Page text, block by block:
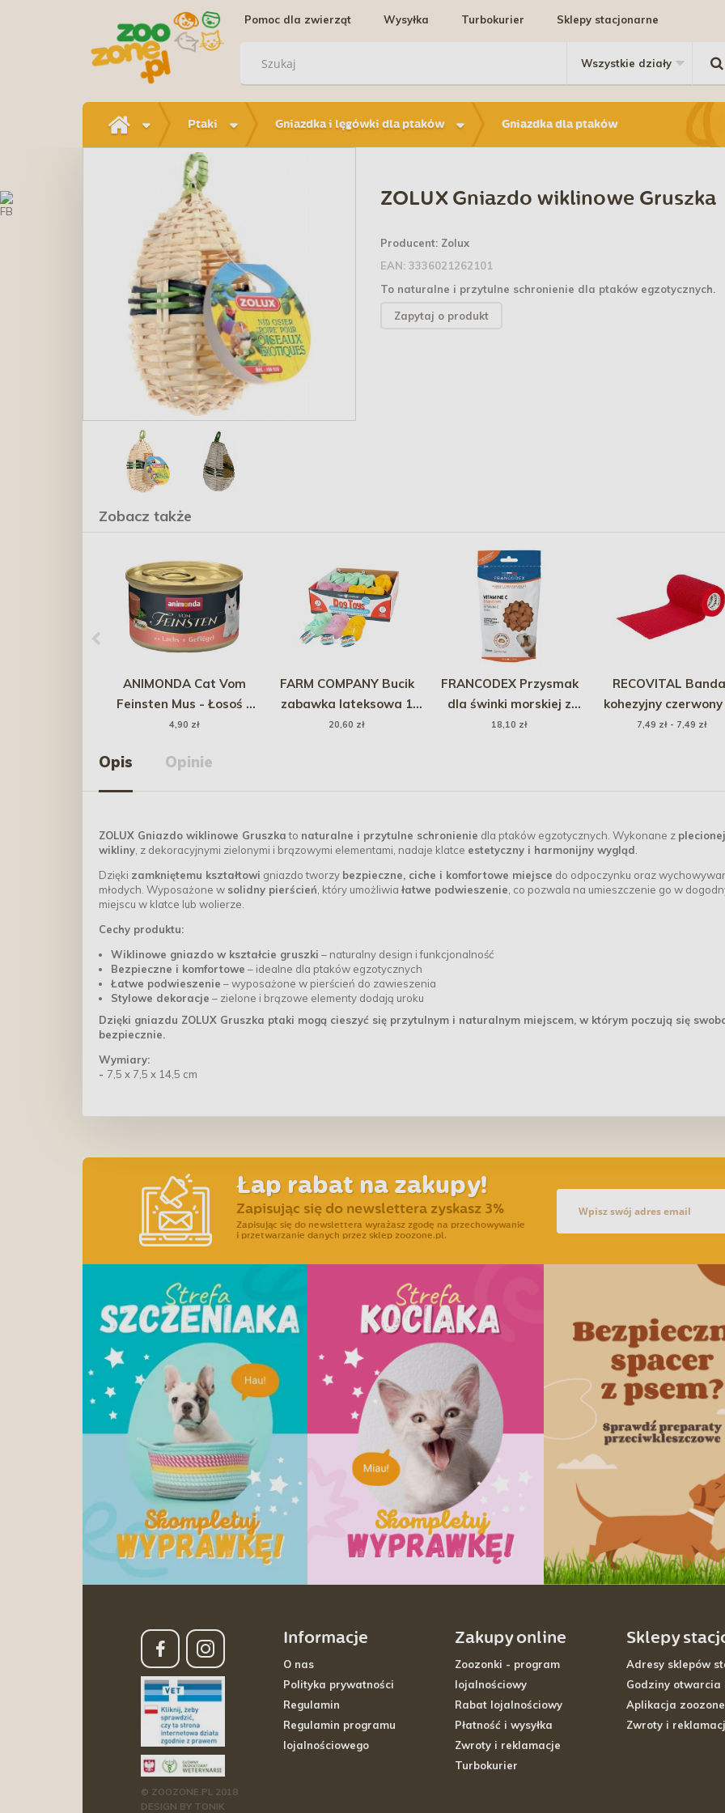
Pomoc dla zwierząt Wysyłka Turbokurier Sklepy stacjonarne
Ptaki Gniazdka i lęgówki dla ptaków Gniazdka dla ptaków
ZOLUX Gniazdo wiklinowe Gruszka
Producent: Zolux
EAN: 3336021262101
To naturalne i przytulne schronienie dla ptaków egzotycznych.
Zapytaj o produkt
Zobacz także
ANIMONDA Cat Vom
Feinsten Mus - Łosoś z
drobiem 85g
4,90 zł
FARM COMPANY Bucik
zabawka lateksowa 1
sztuka
20,60 zł
FRANCODEX Przysmak
dla świnki morskiej z
witaminą C 50g
18,10 zł
RECOVITAL
kohezyjny czerwony
cm x 4,5 m
7,49 zł - 7,49 zł
Opis Opinie
ZOLUX Gniazdo wiklinowe Gruszkato naturalne i przytulne schronienie dla ptaków egzotycznych. Wykonane z plecionej
wikliny, z dekoracyjnymi zielonymi i brązowymi elementami, nadaje klatce estetyczny i harmonijny wygląd.
Dzięki zamkniętemu kształtowi gniazdo tworzy bezpieczne, ciche i komfortowe miejsce do odpoczynku oraz
młodych. Wyposażone w solidny pierścień, który umożliwia łatwe podwieszenie, co pozwala na umieszczenie go w
miejscu w klatce lub wolierze.
Cechy produktu:
Wiklinowe gniazdo w kształcie gruszki – naturalny design i funkcjonalność
Bezpieczne i komfortowe – idealne dla ptaków egzotycznych
Łatwe podwieszenie – wyposażone w pierścień do zawieszenia
Stylowe dekoracje – zielone i brązowe elementy dodają uroku
Dzięki gniazdu ZOLUX Gruszka ptaki mogą cieszyć się przytulnym i naturalnym miejscem, w którym poczują się
bezpiecznie.
Wymiary:
- 7,5 x 7,5 x 14,5 cm
Łap rabat na zakupy!
Zapisując się do newslettera zyskasz 3%
Zapisując się do newslettera wyrażasz zgodę na przechowywanie
i przetwarzanie danych przez sklep zoozone.pl.
© ZOOZONE.PL 2018
DESIGN BY TONIK
Informacje
O nas
Polityka prywatności
Regulamin
Regulamin programu
lojalnościowego
Zakupy online
Zoozonki - program
lojalnościowy
Rabat lojalnościowy
Płatność i wysyłka
Zwroty i reklamacje
Turbokurier
Sklepy
Adresy sklepów
Godziny otwarcia
Aplikacja
Zwroty i